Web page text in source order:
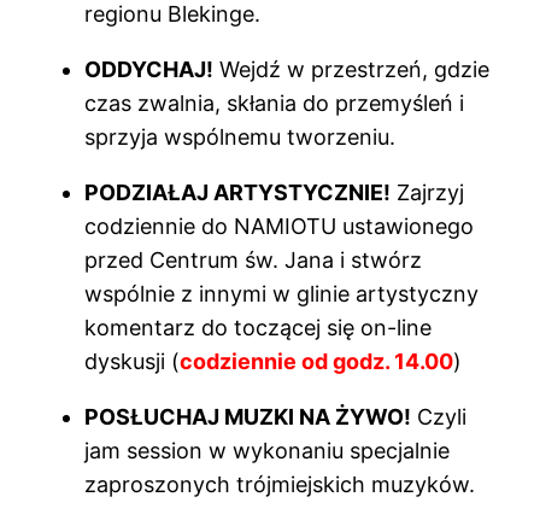
regionu Blekinge.
ODDYCHAJ! Wejdź w przestrzeń, gdzie
czas zwalnia, skłania do przemyśleń i
sprzyja wspólnemu tworzeniu.
PODZIAŁAJ ARTYSTYCZNIE! Zajrzyj
codziennie do NAMIOTU ustawionego
przed Centrum św. Jana i stwórz
wspólnie z innymi w glinie artystyczny
komentarz do toczącej się on-line
dyskusji (codziennie od godz. 14.00)
POSŁUCHAJ MUZKI NA ŻYWO! Czyli
jam session w wykonaniu specjalnie
zaproszonych trójmiejskich muzyków.